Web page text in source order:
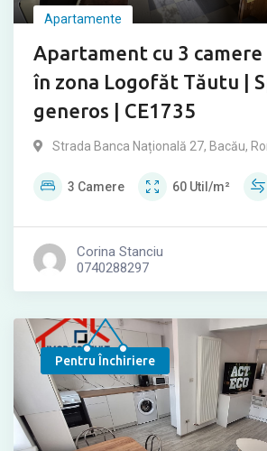
Apartamente
Apartament cu 3
în zona Logofăt Tăutu |
generos | CE1735
Strada Banca Națională 27, Bacău,
3 Camere 60 Util/m²
Corina Stanciu
0740288297
Pentru Închiriere